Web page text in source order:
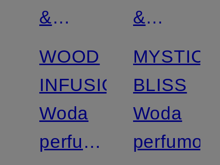
&
BANKS
WOOD
INFUSION
Woda
perfumowana
&
BANKS
MYSTIC
BLISS
Woda